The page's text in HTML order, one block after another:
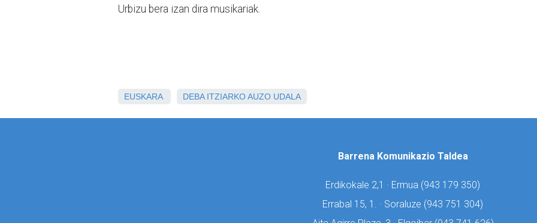
Urbizu bera izan dira musikariak.
EUSKARA DEBA ITZIARKO AUZO UDALA
Barrena Komunikazio Taldea
Erdikokale 2,1 · Ermua (943 179 350)
Errabal 15, 1. · Soraluze (943 751 304)